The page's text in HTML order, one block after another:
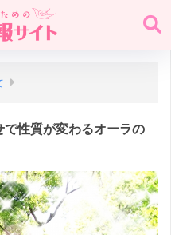
性質が変わるオーラの